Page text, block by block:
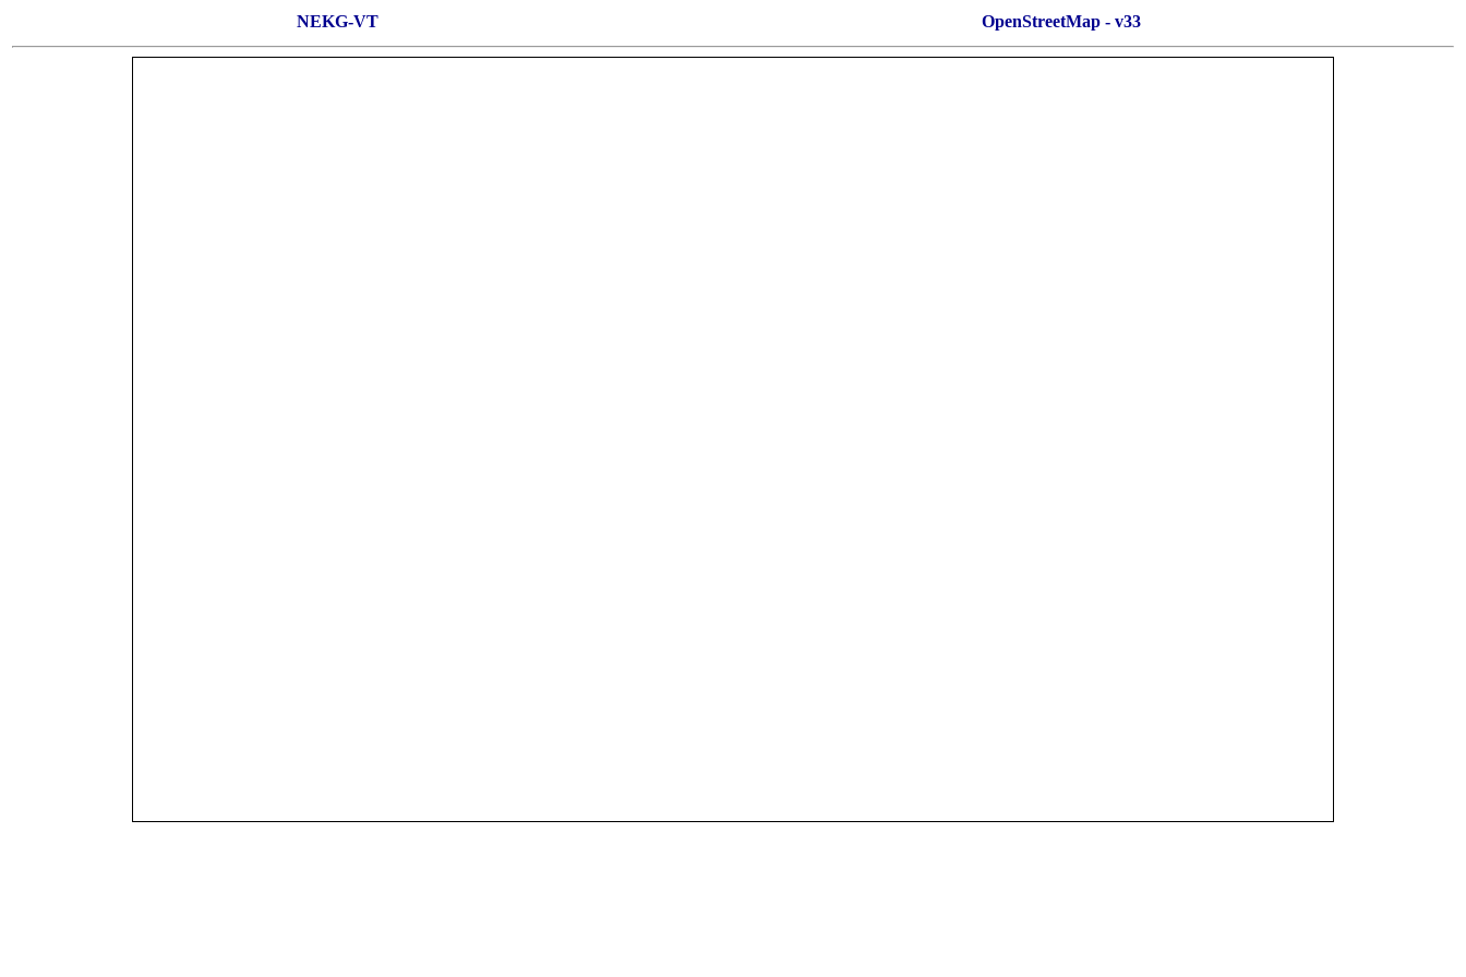
NEKG-VT OpenStreetMap - v33